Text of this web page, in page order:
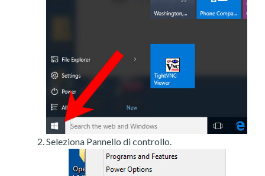
Seleziona Pannello di controllo.